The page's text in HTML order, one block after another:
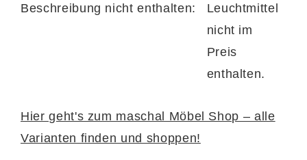
Beschreibung nicht enthalten:
Leuchtmittel
nicht im
Preis
enthalten.
Hier geht's zum maschal Möbel Shop – alle
Varianten finden und shoppen!